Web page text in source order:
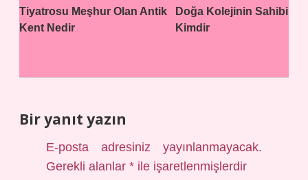
Tiyatrosu Meşhur Olan Antik
Kent Nedir
Doğa Kolejinin Sahibi
Kimdir
Bir yanıt yazın
E-posta adresiniz yayınlanmayacak.
Gerekli alanlar* ile işaretlenmişlerdir